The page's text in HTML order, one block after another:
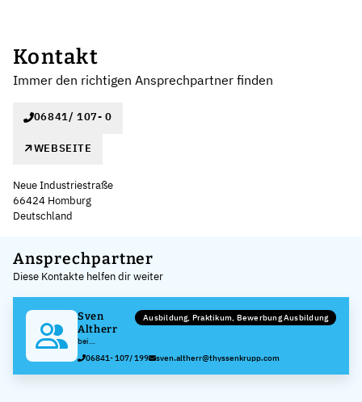
Kontakt
Immer den richtigen Ansprechpartner finden
06841/ 107- 0
WEBSEITE
Neue Industriestraße
66424 Homburg
Deutschland
+
−
Ansprechpartner
Diese Kontakte helfen dir weiter
Sven
Altherr
bei
ThyssenKrupp
Gerlach GmbH
Ausbildung, Praktikum, Bewerbung Ausbildung
06841- 107/ 199 sven.altherr@thyssenkrupp.com